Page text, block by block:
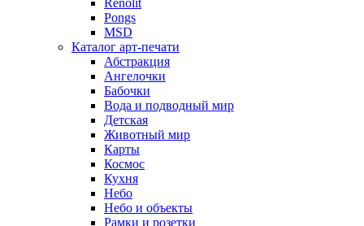
Renolit
Pongs
MSD
Каталог арт-печати
Абстракция
Ангелочки
Бабочки
Вода и подводный мир
Детская
Животный мир
Карты
Космос
Кухня
Небо
Небо и объекты
Рамки и розетки